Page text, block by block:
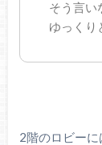
そう言い
ゆっくり
2階のロビー